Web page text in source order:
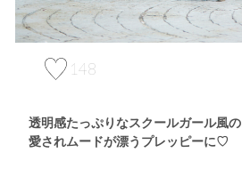
148
透明感たっぷりなスクールガール風の
愛されムードが漂うプレッピーに♡